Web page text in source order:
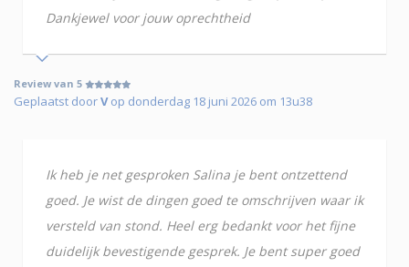
Dankjewel voor jouw oprechtheid
Review van 5
Geplaatst doorVop donderdag 18 juni 2026 om 13u38
Ik heb je net gesproken Salina je bent ontzettend
goed. Je wist de dingen goed te omschrijven waar ik
versteld van stond. Heel erg bedankt voor het fijne
duidelijk bevestigende gesprek. Je bent super goed